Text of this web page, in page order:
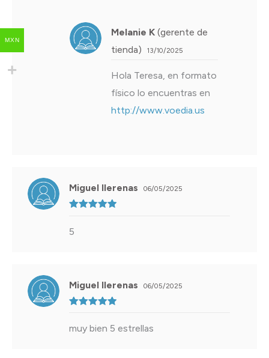
Melanie K (gerente de
tienda)
13/10/2025
Hola Teresa, en formato
físico lo encuentras en
http://www.voedia.us
Miguel llerenas 06/05/2025
5
Miguel llerenas 06/05/2025
muy bien 5 estrellas
MXN